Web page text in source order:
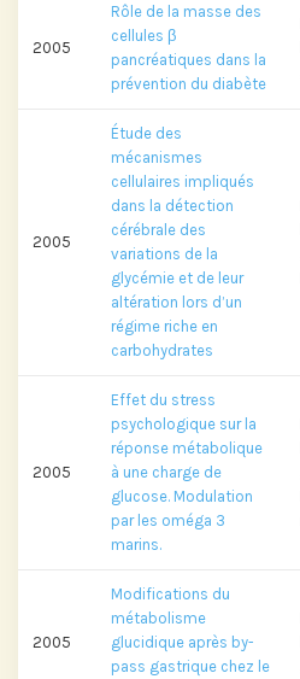
2005
Rôle de la masse des
cellules β
pancréatiques dans la
prévention du diabète
2005
Étude des
mécanismes
cellulaires impliqués
dans la détection
cérébrale des
variations de la
glycémie et de leur
altération lors d’un
régime riche en
carbohydrates
2005
Effet du stress
psychologique sur la
réponse métabolique
à une charge de
glucose. Modulation
par les oméga 3
marins.
2005
Modifications du
métabolisme
glucidique après by-
pass gastrique chez le